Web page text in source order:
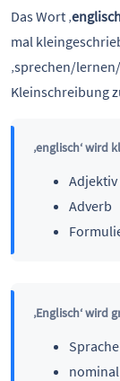
Das Wort ‚
mal
‚sprechen/
Kleinschreibung
‚englisch‘ wird
Adverb
‚Englisch‘ wird